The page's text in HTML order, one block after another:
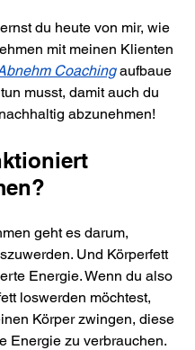
du heute von mir, wie
mit meinen Klienten
Coaching aufbaue
musst, damit auch du
abzunehmen!
geht es darum,
Und Körperfett
Energie. Wenn du also
loswerden möchtest,
Körper zwingen, diese
Energie zu verbrauchen.